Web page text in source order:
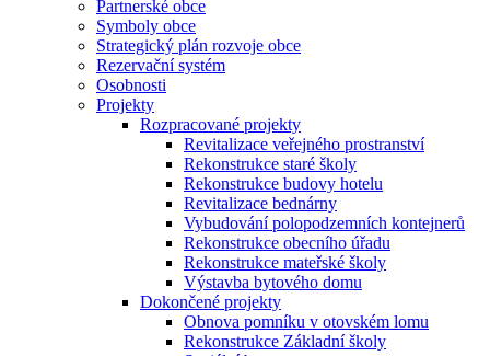
Partnerské obce
Symboly obce
Strategický plán rozvoje obce
Rezervační systém
Osobnosti
Projekty
Rozpracované projekty
Revitalizace veřejného prostranství
Rekonstrukce staré školy
Rekonstrukce budovy hotelu
Revitalizace bednárny
Vybudování polopodzemních kontejnerů
Rekonstrukce obecního úřadu
Rekonstrukce mateřské školy
Výstavba bytového domu
Dokončené projekty
Obnova pomníku v otovském lomu
Rekonstrukce Základní školy